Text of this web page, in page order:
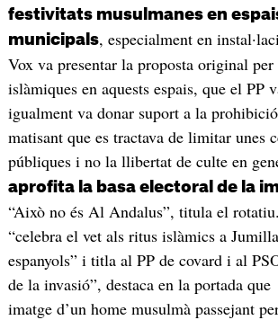
festivitats musulmanes en
municipals, especialment en
Vox va presentar la proposta original
islàmiques en aquests espais, que el PP
igualment va donar suport a la
matisant que es tractava de limitar unes
públiques i no la llibertat de culte en
aprofita la basa electoral de la
“Això no és Al Andalus”, titula el
“celebra el vet als ritus islàmics a
espanyols” i titla al PP de covard i al
de la invasió”, destaca en la portada
imatge d’un home musulmà passejant